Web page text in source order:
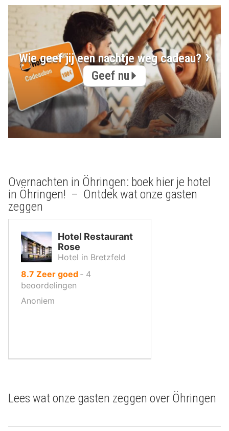
Wie geef jij een nachtje weg cadeau?
Geef nu
Overnachten in Öhringen: boek hier je hotel
in Öhringen! – Ontdek wat onze gasten
zeggen
Hotel Restaurant
Rose
Hotel in Bretzfeld
8.7 uit
10
Zeer goed ‐ 4
beoordelingen
Anoniem
Lees wat onze gasten zeggen over Öhringen